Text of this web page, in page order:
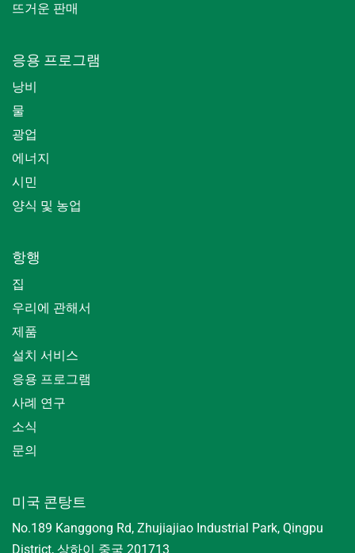
뜨거운 판매
응용 프로그램
낭비
물
광업
에너지
시민
양식 및 농업
항행
집
우리에 관해서
제품
설치 서비스
응용 프로그램
사례 연구
소식
문의
미국 콘탕트
No.189 Kanggong Rd, Zhujiajiao Industrial Park, Qingpu
District, 상하이 중국 201713